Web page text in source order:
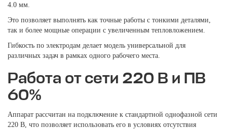
4.0 мм.
Это позволяет выполнять как точные работы с тонкими деталями,
так и более мощные операции с увеличенным тепловложением.
Гибкость по электродам делает модель универсальной для
различных задач в рамках одного рабочего места.
Работа от сети 220 В и ПВ
60%
Аппарат рассчитан на подключение к стандартной однофазной сети
220 В, что позволяет использовать его в условиях отсутствия